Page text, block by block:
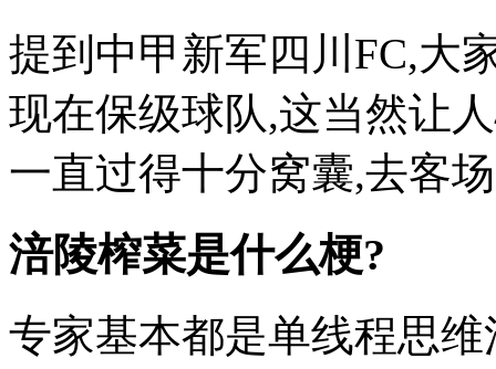
提到中甲新军四川FC,大
现在保级球队,这当然让
一直过得十分窝囊,去客
涪陵榨菜是什么梗?
专家基本都是单线程思